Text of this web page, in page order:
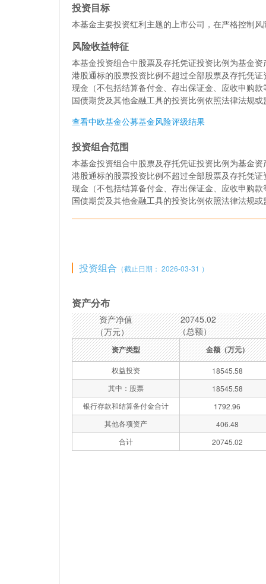
投资目标
本基金主要投资红利主题的上市公司，在严格控制
风险收益特征
本基金投资组合中股票及存托凭证投资比例为基金
港股通标的股票投资比例不超过全部股票及存托凭
现金（不包括结算备付金、存出保证金、应收申购
国债期货及其他金融工具的投资比例依照法律法规
查看中欧基金公募基金风险评级结果
投资组合范围
本基金投资组合中股票及存托凭证投资比例为基金
港股通标的股票投资比例不超过全部股票及存托凭
现金（不包括结算备付金、存出保证金、应收申购
国债期货及其他金融工具的投资比例依照法律法规
投资组合 （截止日期： 2026-03-31 ）
资产分布
资产净值
（万元）
20745.02
（总额）
资产类型 金额（万元）
权益投资
18545.58
其中：股票
18545.58
银行存款和结算备付金合计
1792.96
其他各项资产
406.48
合计
20745.02